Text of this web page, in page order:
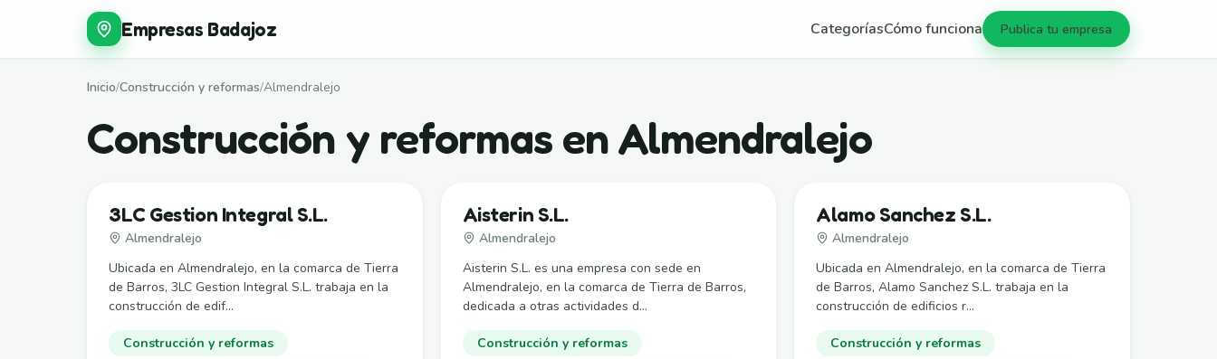
Empresas Badajoz CategoríasCómo funciona Publica tu empresa
Inicio/Construcción y reformas/Almendralejo
Construcción y reformas en Almendralejo
3LC Gestion Integral S.L.
Almendralejo
Ubicada en Almendralejo, en la comarca de Tierra
de Barros, 3LC Gestion Integral S.L. trabaja en la
construcción de edif...
Construcción y reformas
Aisterin S.L.
Almendralejo
Aisterin S.L. es una empresa con sede en
Almendralejo, en la comarca de Tierra de Barros,
dedicada a otras actividades d...
Construcción y reformas
Alamo Sanchez S.L.
Almendralejo
Ubicada en Almendralejo, en la comarca de Tierra
de Barros, Alamo Sanchez S.L. trabaja en la
construcción de edificios r...
Construcción y reformas